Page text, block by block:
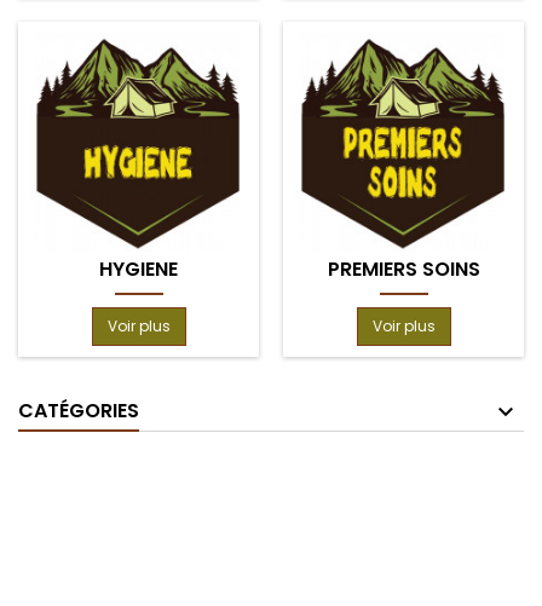
HYGIENE
Voir plus
PREMIERS SOINS
Voir plus
CATÉGORIES